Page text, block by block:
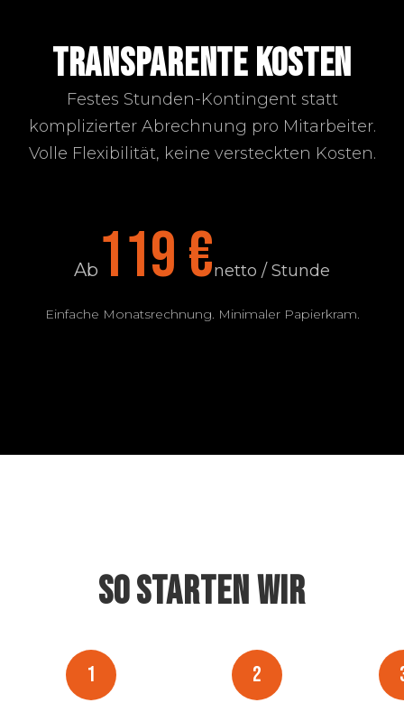
TRANSPARENTE KOSTEN
Festes Stunden-Kontingent statt
komplizierter Abrechnung pro Mitarbeiter.
Volle Flexibilität, keine versteckten Kosten.
Ab 119 €netto / Stunde
Einfache Monatsrechnung. Minimaler Papierkram.
SO STARTEN WIR
1 2